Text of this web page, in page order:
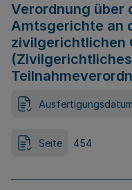
Verordnung über
Amtsgerichte an
zivilgerichtlichen
Ausfertigungsdatum
Seite 454